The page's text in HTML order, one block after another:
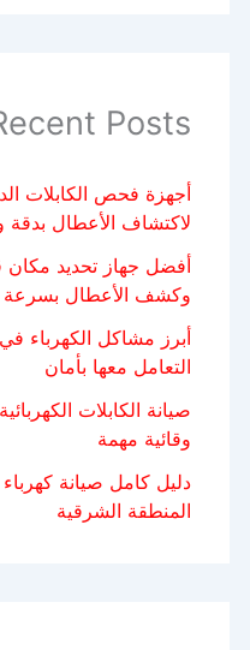
Posts
أجهزة فحص الكابلات
لاكتشاف الأعطال
أفضل جهاز تحديد مكان
وكشف الأعطال بسرعة
أبرز مشاكل الكهرباء
التعامل معها بأمان
صيانة الكابلات
وقائية مهمة
دليل كامل صيانة
المنطقة الشرقية